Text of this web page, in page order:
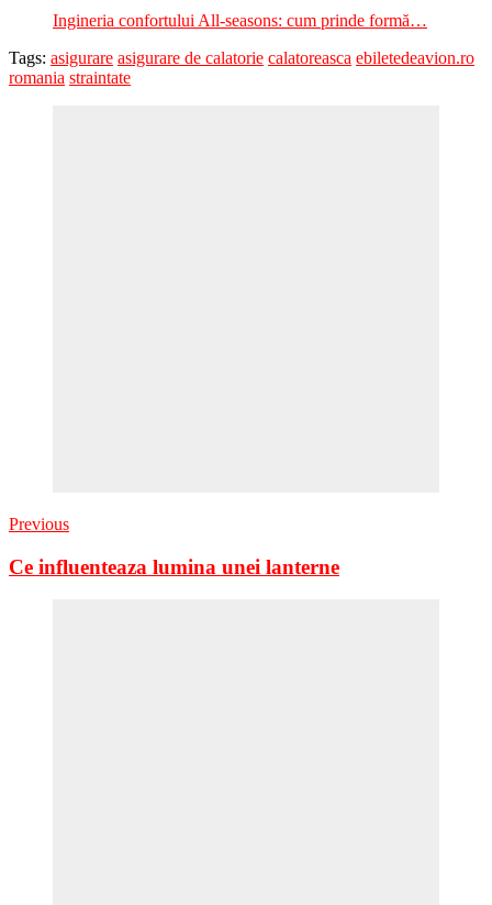
Ingineria confortului All-seasons: cum prinde formă…
Tags: asigurare asigurare de calatorie calatoreasca ebiletedeavion.ro
romania straintate
Previous
Ce influenteaza lumina unei lanterne